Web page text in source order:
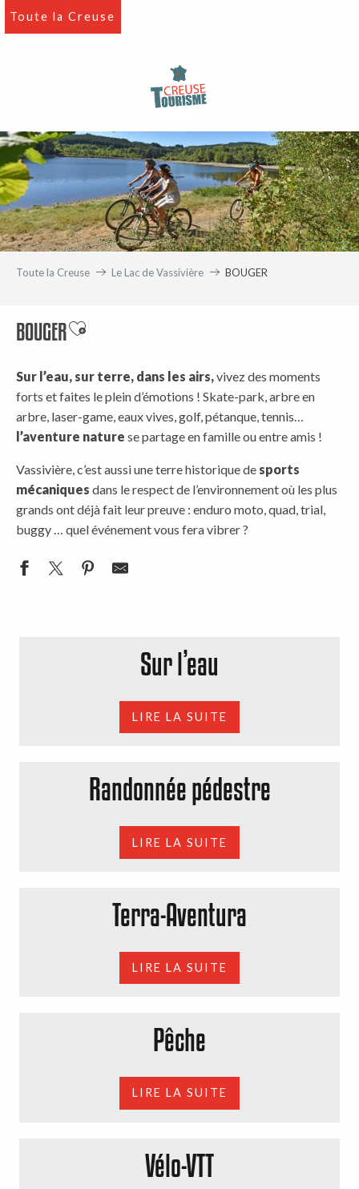
Aller
Toute la Creuse
Toute la Creuse Le Lac de Vassivière BOUGER
BOUGERAjouter aux favoris
Sur l’eau, sur terre, dans les airs,vivez des moments
forts et faites le plein d’émotions ! Skate-park, arbre en
arbre, laser-game, eaux vives, golf, pétanque, tennis…
l’aventure nature se partage en famille ou entre amis !
Vassivière, c’est aussi une terre historique de sports
mécaniques dans le respect de l’environnement où les plus
grands ont déjà fait leur preuve : enduro moto, quad, trial,
buggy … quel événement vous fera vibrer ?
Sur l’eau
LIRE LA SUITE
Randonnée pédestre
LIRE LA SUITE
Terra-Aventura
LIRE LA SUITE
Pêche
LIRE LA SUITE
Vélo-VTT